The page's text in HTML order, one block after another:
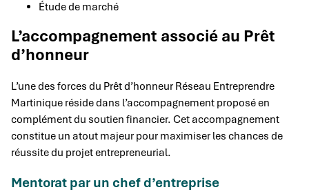
Étude de marché
L’accompagnement associé au Prêt
d’honneur
L’une des forces du Prêt d’honneur Réseau Entreprendre
Martinique réside dans l’accompagnement proposé en
complément du soutien financier. Cet accompagnement
constitue un atout majeur pour maximiser les chances de
réussite du projet entrepreneurial.
Mentorat par un chef d’entreprise